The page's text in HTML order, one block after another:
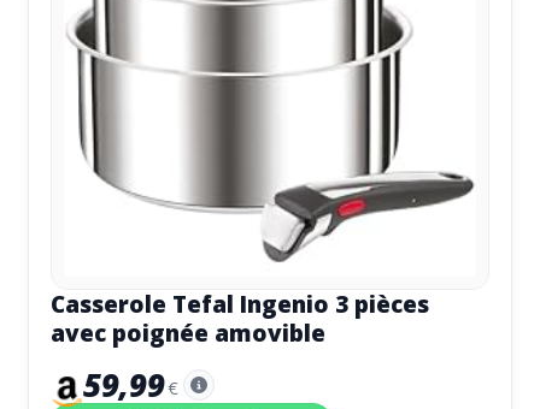
Casserole Tefal Ingenio 3 pièces
avec poignée amovible
59,99€